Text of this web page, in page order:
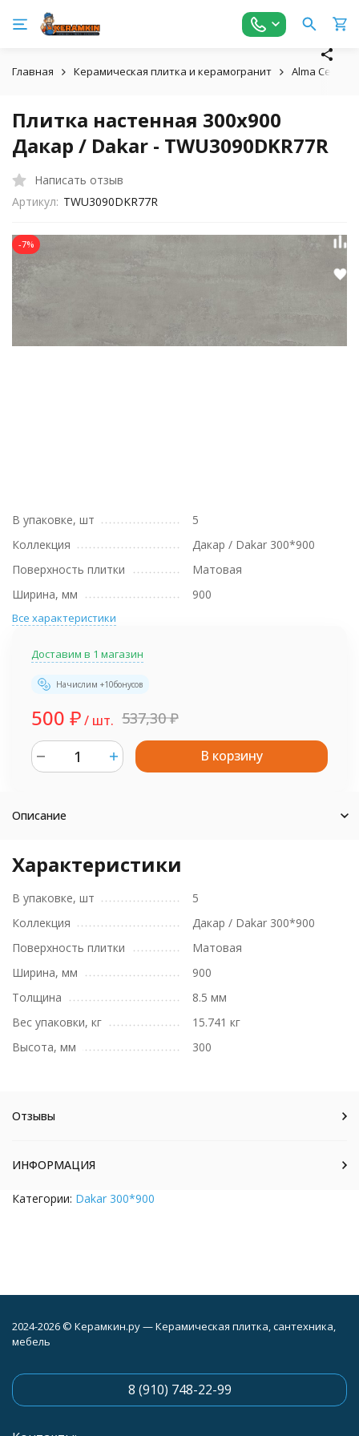
Главная Керамическая плитка и керамогранит Alma
Плитка настенная 300x900
Дакар / Dakar - TWU3090DKR77R
Написать отзыв
Артикул: TWU3090DKR77R
-7%
В упаковке, шт
5
Коллекция
Дакар / Dakar 300*900
Поверхность плитки
Матовая
Ширина, мм
900
Все характеристики
Доставим в 1 магазин
Начислим +10бонусов
500 ₽/ шт. 537,30₽
В корзину
Описание
Характеристики
В упаковке, шт
5
Коллекция
Дакар / Dakar 300*900
Поверхность плитки
Матовая
Ширина, мм
900
Толщина
8.5 мм
Вес упаковки, кг
15.741 кг
Высота, мм
300
Отзывы
ИНФОРМАЦИЯ
Категории: Dakar 300*900
2024-2026 © Керамкин.ру — Керамическая плитка, сантехника,
мебель
8 (910) 748-22-99